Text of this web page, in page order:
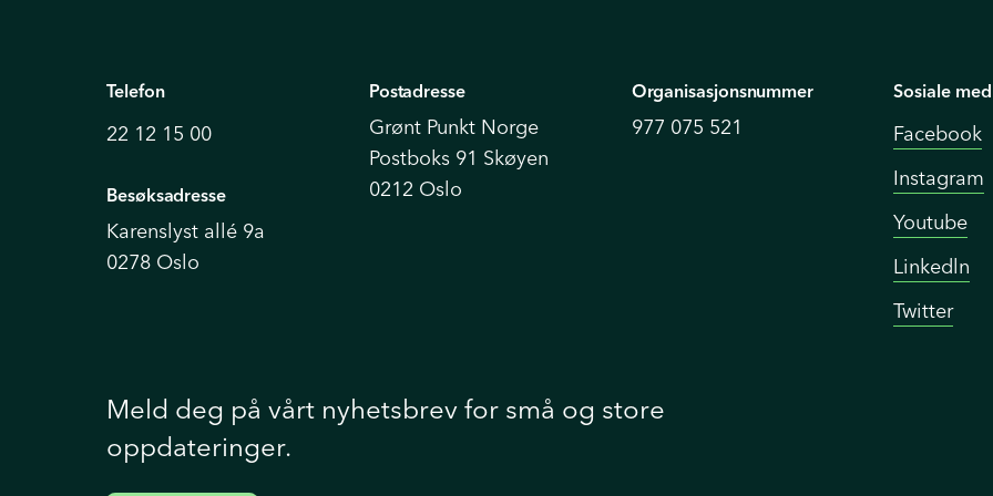
Telefon
22 12 15 00
Besøksadresse
Karenslyst allé 9a
0278 Oslo
Postadresse
Grønt Punkt Norge
Postboks 91 Skøyen
0212 Oslo
Organisasjonsnummer
977 075 521
Sosiale
Facebook
Instagram
Youtube
Linkedln
Twitter
Meld deg på vårt nyhetsbrev for små og store
oppdateringer.